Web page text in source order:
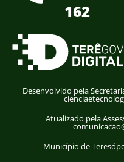
162
Desenvolvido pela
Atualizado pela
Município de